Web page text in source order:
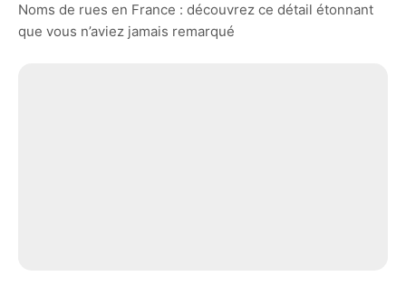
Noms de rues en France : découvrez ce détail étonnant
que vous n’aviez jamais remarqué